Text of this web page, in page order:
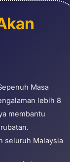
Masa
lebih 8
membantu
seluruh Malaysia